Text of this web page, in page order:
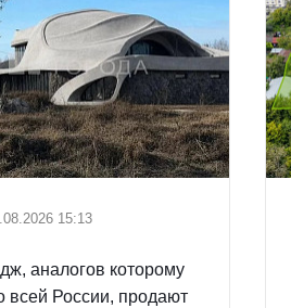
15:13
аналогов которому
всей России, продают